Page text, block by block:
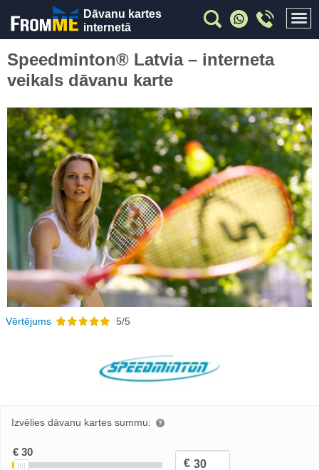
Dāvanu kartes
internetā
Speedminton® Latvia – interneta
veikals dāvanu karte
Vērtējums 5/5
Izvēlies dāvanu kartes summu: